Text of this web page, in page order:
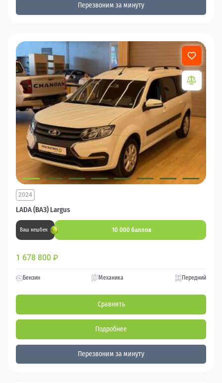
Перезвоним за минуту
LADA (ВАЗ) Largus
2024
Ваш кешбек 10 000 баллов
1 678 800 ₽
Бензин Механика Передний
Сравнить
Подробнее
Перезвоним за минуту